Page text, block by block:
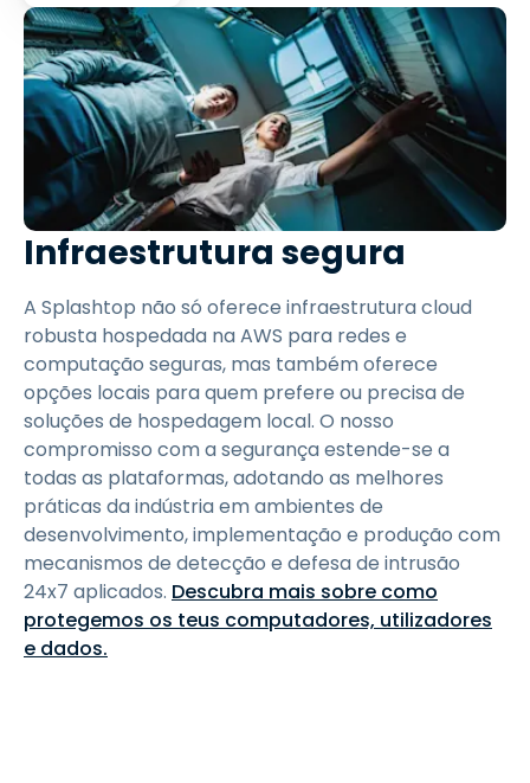
Infraestrutura segura
A Splashtop não só oferece infraestrutura cloud
robusta hospedada na AWS para redes e
computação seguras, mas também oferece
opções locais para quem prefere ou precisa de
soluções de hospedagem local. O nosso
compromisso com a segurança estende-se a
todas as plataformas, adotando as melhores
práticas da indústria em ambientes de
desenvolvimento, implementação e produção com
mecanismos de detecção e defesa de intrusão
24x7 aplicados. Descubra mais sobre como
protegemos os teus computadores, utilizadores
e dados.